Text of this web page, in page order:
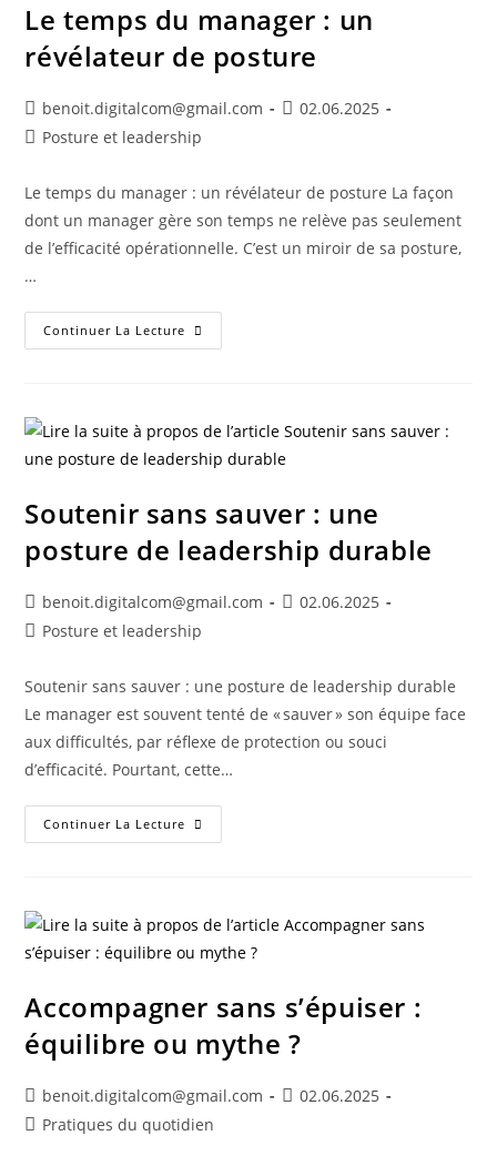
Le temps du manager : un
révélateur de posture
benoit.digitalcom@gmail.com
02.06.2025
Posture et leadership
Le temps du manager : un révélateur de posture La façon
dont un manager gère son temps ne relève pas seulement
de l’efficacité opérationnelle. C’est un miroir de sa posture,
…
Continuer La Lecture
Soutenir sans sauver : une
posture de leadership durable
benoit.digitalcom@gmail.com
02.06.2025
Posture et leadership
Soutenir sans sauver : une posture de leadership durable
Le manager est souvent tenté de « sauver » son équipe face
aux difficultés, par réflexe de protection ou souci
d’efficacité. Pourtant, cette…
Continuer La Lecture
Accompagner sans s’épuiser :
équilibre ou mythe ?
benoit.digitalcom@gmail.com
02.06.2025
Pratiques du quotidien